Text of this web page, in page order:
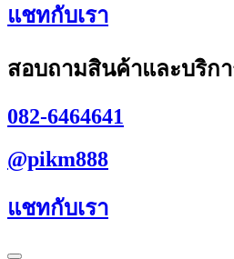
แชทกับเรา
สอบถามสินค้าและบริก
082-6464641
@pikm888
แชทกับเรา